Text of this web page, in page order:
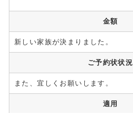
金額
新しい家族が決まりました。
ご予約状状況
また、宜しくお願いします。
適用